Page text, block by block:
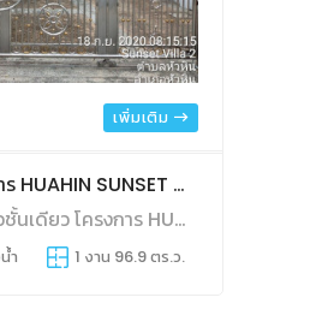
เพิ่มเติม
บ้านเดียวชั้นเดียว โครงการ HUAHIN SUNSET VILLAGE 2
เลขที่ 100/368 บ้านเดียวชั้นเดียว โครงการ HUAHIN SUNSET VILLAGE 2
ำ 1 งาน 96.9 ตร.ว.